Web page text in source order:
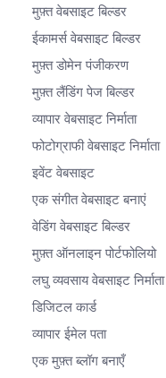
मुफ़्त वेबसाइट बिल्डर
ईकामर्स वेबसाइट बिल्डर
मुफ़्त डोमेन पंजीकरण
मुफ़्त लैंडिंग पेज बिल्डर
व्यापार वेबसाइट निर्माता
फोटोग्राफी वेबसाइट निर्माता
इवेंट वेबसाइट
एक संगीत वेबसाइट बनाएं
वेडिंग वेबसाइट बिल्डर
मुफ़्त ऑनलाइन पोर्टफोलियो
लघु व्यवसाय वेबसाइट निर्माता
डिजिटल कार्ड
व्यापार ईमेल पता
एक मुफ़्त ब्लॉग बनाएँ